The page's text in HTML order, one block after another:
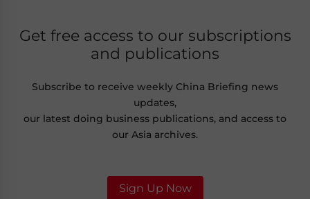
Get free access to our subscriptions
and publications
Subscribe to receive weekly China Briefing news
updates,
our latest doing business publications, and access to
our Asia archives.
Sign Up Now